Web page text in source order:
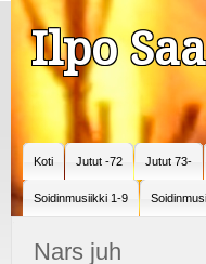
Ilpo
Koti Jutut -72 Jutut 73-
Soidinmusiikki 1-9
Nars juh